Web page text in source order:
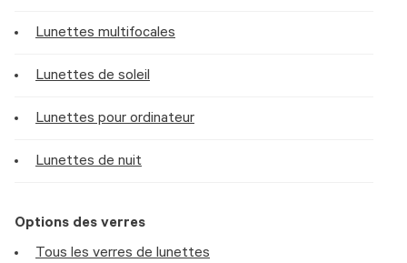
Lunettes multifocales
Lunettes de soleil
Lunettes pour ordinateur
Lunettes de nuit
Options des verres
Tous les verres de lunettes